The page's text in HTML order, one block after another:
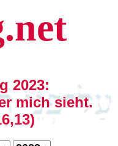
2023:
mich sieht.